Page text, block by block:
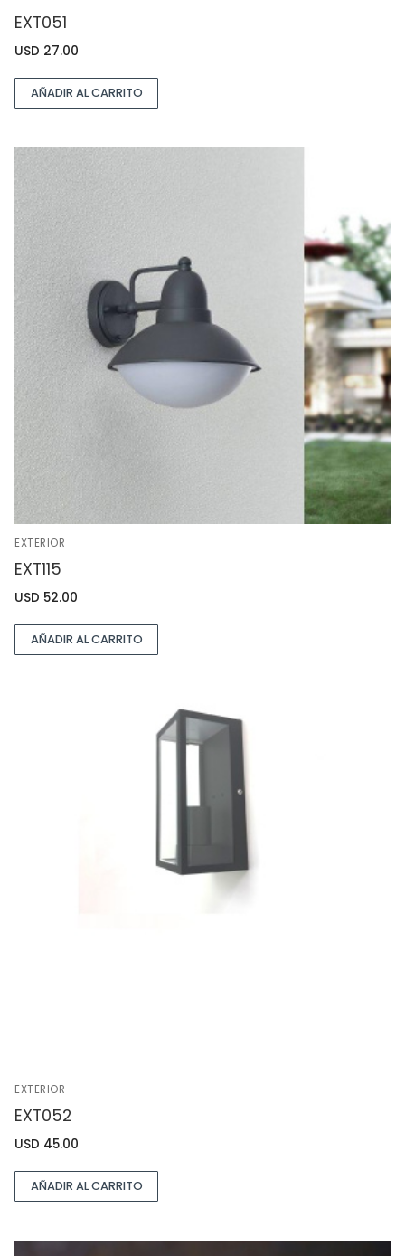
EXT051
USD 27.00
AÑADIR AL CARRITO
EXTERIOR
EXT115
USD 52.00
AÑADIR AL CARRITO
EXTERIOR
EXT052
USD 45.00
AÑADIR AL CARRITO